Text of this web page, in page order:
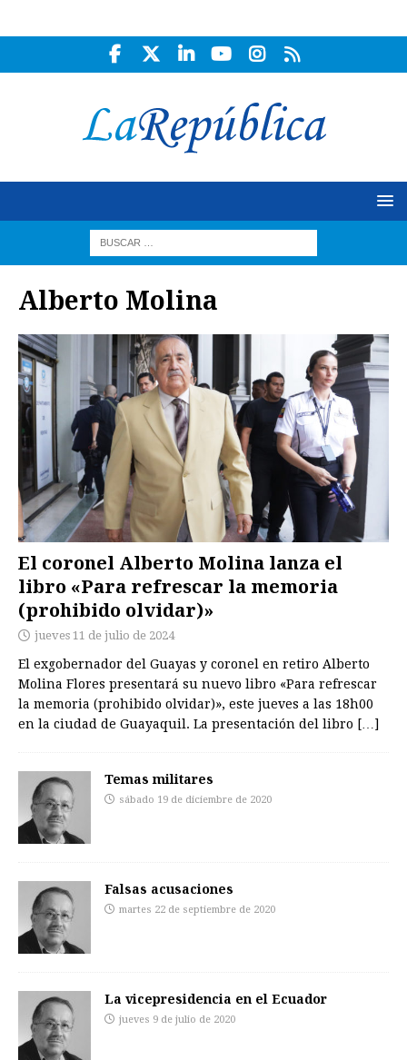
Alberto Molina
El coronel Alberto Molina lanza el
libro «Para refrescar la memoria
(prohibido olvidar)»
jueves 11 de julio de 2024
El exgobernador del Guayas y coronel en retiro Alberto
Molina Flores presentará su nuevo libro «Para refrescar
la memoria (prohibido olvidar)», este jueves a las 18h00
en la ciudad de Guayaquil. La presentación del libro […]
Temas militares
sábado 19 de diciembre de 2020
Falsas acusaciones
martes 22 de septiembre de 2020
La vicepresidencia en el Ecuador
jueves 9 de julio de 2020